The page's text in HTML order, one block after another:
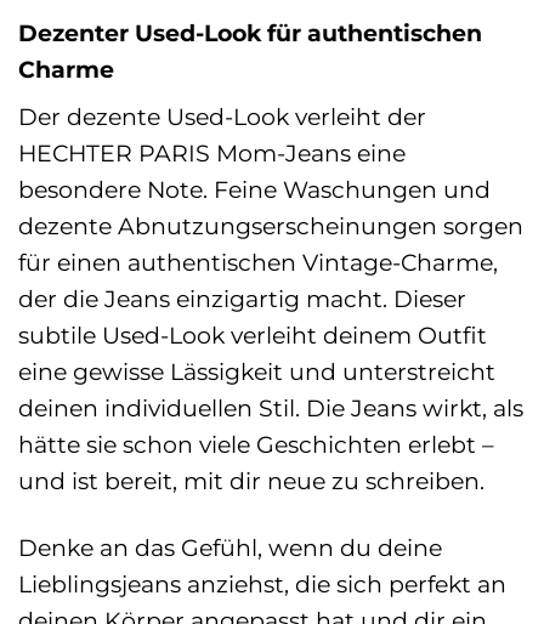
Dezenter Used-Look für authentischen
Charme
Der dezente Used-Look verleiht der
HECHTER PARIS Mom-Jeans eine
besondere Note. Feine Waschungen und
dezente Abnutzungserscheinungen sorgen
für einen authentischen Vintage-Charme,
der die Jeans einzigartig macht. Dieser
subtile Used-Look verleiht deinem Outfit
eine gewisse Lässigkeit und unterstreicht
deinen individuellen Stil. Die Jeans wirkt, als
hätte sie schon viele Geschichten erlebt –
und ist bereit, mit dir neue zu schreiben.
Denke an das Gefühl, wenn du deine
Lieblingsjeans anziehst, die sich perfekt an